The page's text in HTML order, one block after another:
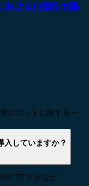
おける自律型太陽
ロボットに関する一
していますか？
75 MWなど、